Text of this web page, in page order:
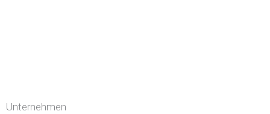
Unternehmen